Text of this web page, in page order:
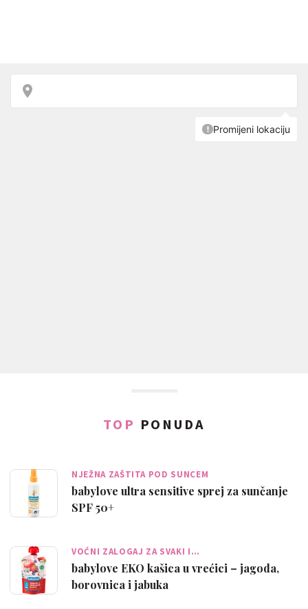
TOP PONUDA
NJEŽNA ZAŠTITA POD SUNCEM
babylove ultra sensitive sprej za sunčanje
SPF 50+
VOĆNI ZALOGAJ ZA SVAKI I…
babylove EKO kašica u vrećici – jagoda,
borovnica i jabuka